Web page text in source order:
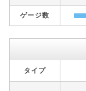
ゲージ数
タイプ